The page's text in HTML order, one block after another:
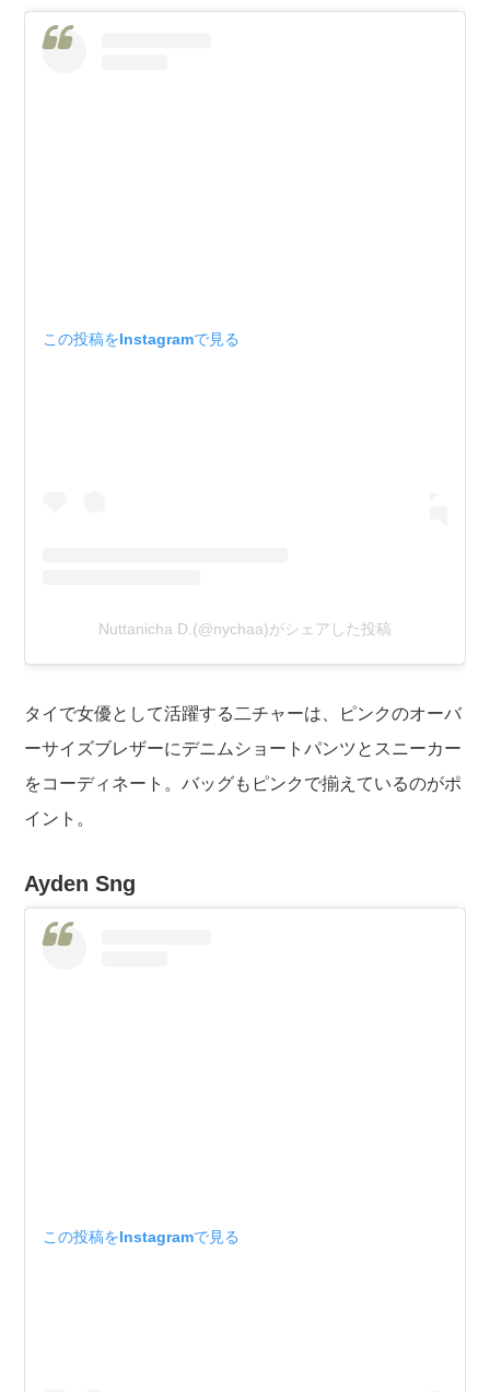
この投稿をInstagramで見る
Nuttanicha D.(@nychaa)がシェアした投稿
タイで女優として活躍する二チャーは、ピンクのオーバ
ーサイズブレザーにデニムショートパンツとスニーカー
をコーディネート。バッグもピンクで揃えているのがポ
イント。
Ayden Sng
この投稿をInstagramで見る